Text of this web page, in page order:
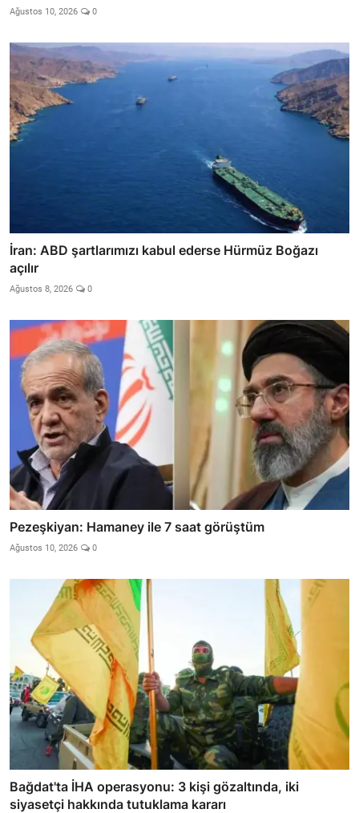
Ağustos 10, 2026 0
İran: ABD şartlarımızı kabul ederse Hürmüz Boğazı
açılır
Ağustos 8, 2026 0
Pezeşkiyan: Hamaney ile 7 saat görüştüm
Ağustos 10, 2026 0
Bağdat'ta İHA operasyonu: 3 kişi gözaltında, iki
siyasetçi hakkında tutuklama kararı